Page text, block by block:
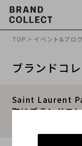
TOP > イベント&ブロ
ブランドコ
Saint Laurent
取はブランドコ